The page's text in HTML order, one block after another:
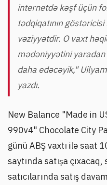
internetdə kəşf üçün
tədqiqatının
vəziyyətdir. O vaxt
mədəniyyətini yaradan
daha edəcəyik,"
yazdı.
New Balance "Made in
990v4" Chocolate City
günü ABŞ vaxtı ilə saat
saytında satışa
satıcılarında satış